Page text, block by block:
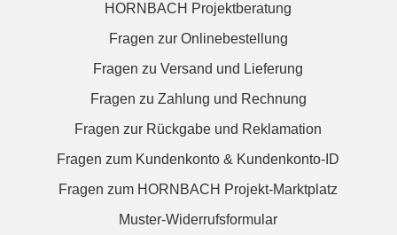
HORNBACH Projektberatung
Fragen zur Onlinebestellung
Fragen zu Versand und Lieferung
Fragen zu Zahlung und Rechnung
Fragen zur Rückgabe und Reklamation
Fragen zum Kundenkonto & Kundenkonto-ID
Fragen zum HORNBACH Projekt-Marktplatz
Muster-Widerrufsformular